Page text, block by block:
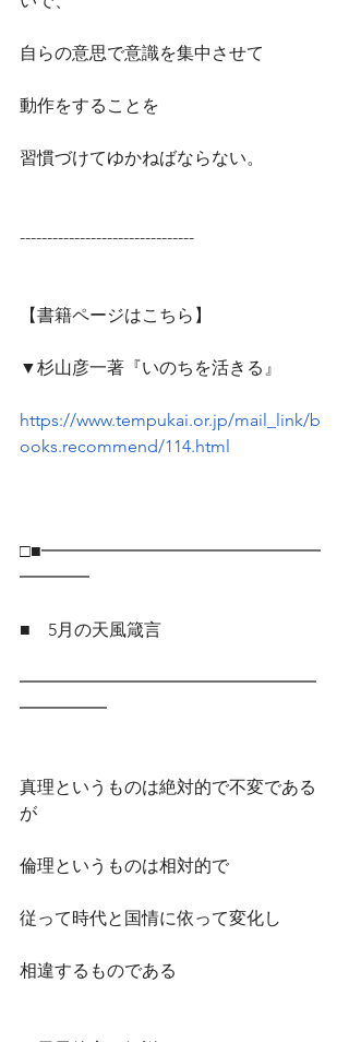
自らの意思で意識を集中させて
動作をすることを
習慣づけてゆかねばならない。
--------------------------------
【書籍ページはこちら】
▼杉山彦一著『いのちを活きる』
https://www.tempukai.or.jp/mail_link/b
ooks.recommend/114.html
□■━━━━━━━━━━━━━━━━
━━━━
■　5月の天風箴言
━━━━━━━━━━━━━━━━━
━━━━━
真理というものは絶対的で不変である
が
倫理というものは相対的で
従って時代と国情に依って変化し
相違するものである